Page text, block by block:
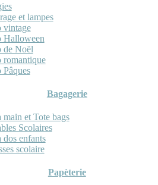
et lampes
vintage
Halloween
de Noël
romantique
Pâques
Bagagerie
main et Tote bags
Scolaires
dos enfants
scolaire
Papèterie